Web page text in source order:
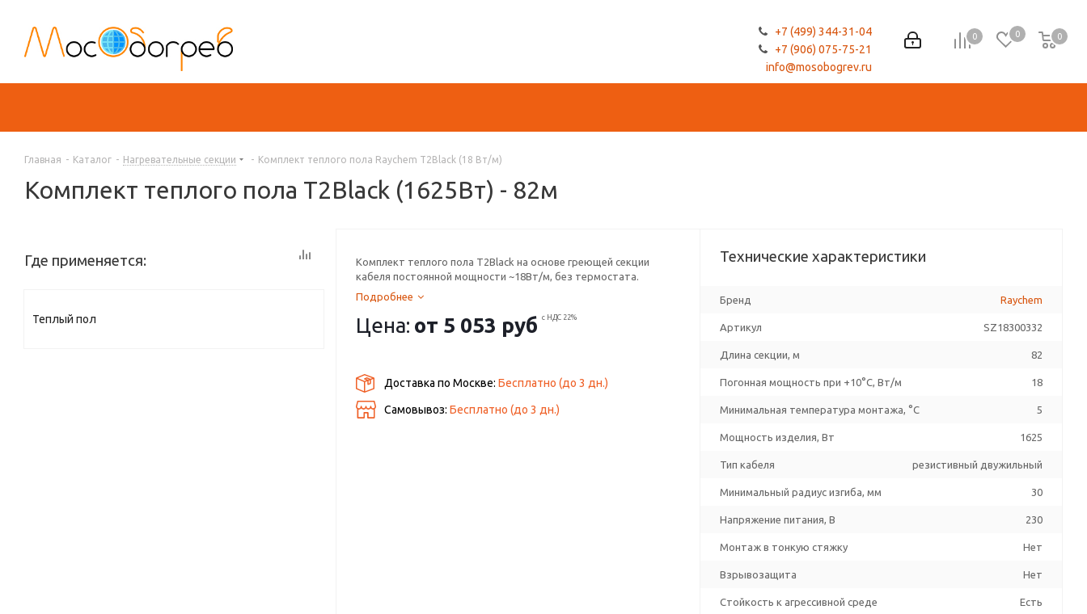
0 0 0
0
+7 (499) 344-31-04
+7 (906) 075-75-21
info@mosobogrev.ru
Главная - Каталог - Нагревательные секции - Комплект теплого пола Raychem T2Black (18 Вт/м)
Комплект теплого пола T2Black (1625Вт) - 82м
Комплект теплого пола T2Black на основе греющей секции
кабеля постоянной мощности ~18Вт/м, без термостата.
Подробнее
Цена: от 5 053 руб с НДС 22%
Доставка по Москве:Бесплатно (до3 дн.)
Самовывоз:Бесплатно (до3 дн.)
Технические характеристики
Бренд Raychem
Артикул SZ18300332
Длина секции, м 82
Погонная мощность при +10°С, Вт/м 18
Минимальная температура монтажа, °C 5
Мощность изделия, Вт 1625
Тип кабеля резистивный двужильный
Минимальный радиус изгиба, мм 30
Напряжение питания, В 230
Монтаж в тонкую стяжку Нет
Взрывозащита Нет
Стойкость к агрессивной среде Есть
Где применяется:
Теплый пол